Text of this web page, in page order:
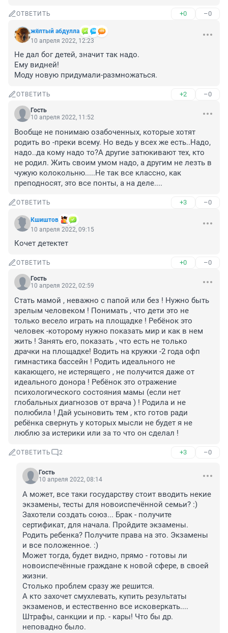
ОТВЕТИТЬ +0 –0
жёлтый абдулла
10 апреля 2022, 12:23
Не дал бог детей, значит так надо.
Ему видней!
Моду новую придумали-размножаться.
ОТВЕТИТЬ +2 –0
Гость
10 апреля 2022, 11:52
Вообще не понимаю озабоченных, которые хотят
родить во -преки всему. Но ведь у всех же есть..Надо,
надо..да кому надо то?А другие затюкивают тех, кто
не родил. Жить своим умом надо, а другим не лезть в
чужую колокольню.....Не так все классно, как
преподносят, это все понты, а на деле....
ОТВЕТИТЬ +3 –0
Кшиштов
10 апреля 2022, 09:15
Кочет детектет
ОТВЕТИТЬ +0 –0
Гость
10 апреля 2022, 02:59
Стать мамой , неважно с папой или без ! Нужно быть
зрелым человеком ! Понимать , что дети это не
только весело играть на площадке ! Ребёнок это
человек -которому нужно показать мир и как в нем
жить ! Занять его, показать , что есть не только
драчки на площадке! Водить на кружки -2 года офп
гимнастика бассейн ! Родить идеального не
какающего, не истерящего , не получится даже от
идеального донора ! Ребёнок это отражение
психологического состояния мамы (если нет
глобальных диагнозов от врача ) ! Родила и не
полюбила ! Дай усыновить тем , кто готов ради
ребёнка свернуть у которых мысли не будет я не
люблю за истерики или за то что он сделал !
ОТВЕТИТЬ 2 +3 –0
Гость
10 апреля 2022, 08:14
А может, все таки государству стоит вводить некие
экзамены, тесты для новоиспечённой семьи? :)
Захотели создать союз... Брак - получите
сертификат, для начала. Пройдите экзамены.
Родить ребенка? Получите права на это. Экзамены
и все положенное. :)
Может тогда, будет видно, прямо - готовы ли
новоиспечённые граждане к новой сфере, в своей
жизни.
Столько проблем сразу же решится.
А кто захочет смухлевать, купить результаты
экзаменов, и естественно все исковеркать....
Штрафы, санкции и пр. - кары! Что бы др.
неповадно было.